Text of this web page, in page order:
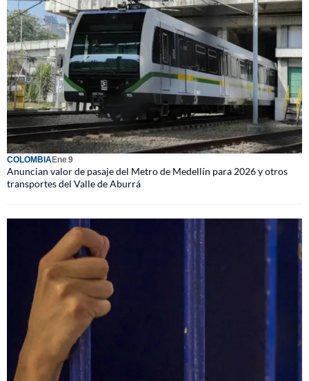
COLOMBIAEne 9
Anuncian valor de pasaje del Metro de Medellín para 2026 y otros
transportes del Valle de Aburrá